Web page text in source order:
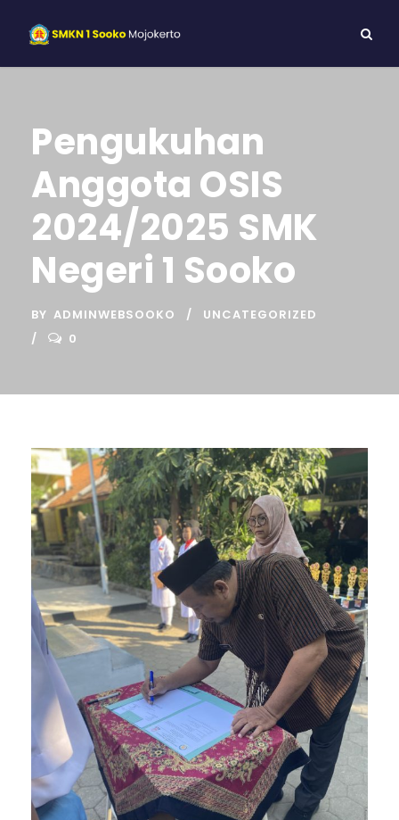
Pengukuhan
Anggota OSIS
2024/2025 SMK
Negeri 1 Sooko
BY ADMINWEBSOOKO
UNCATEGORIZED
0